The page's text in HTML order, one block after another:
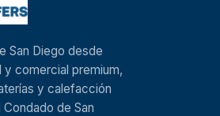
San Diego desde
y comercial premium,
y calefacción
de San